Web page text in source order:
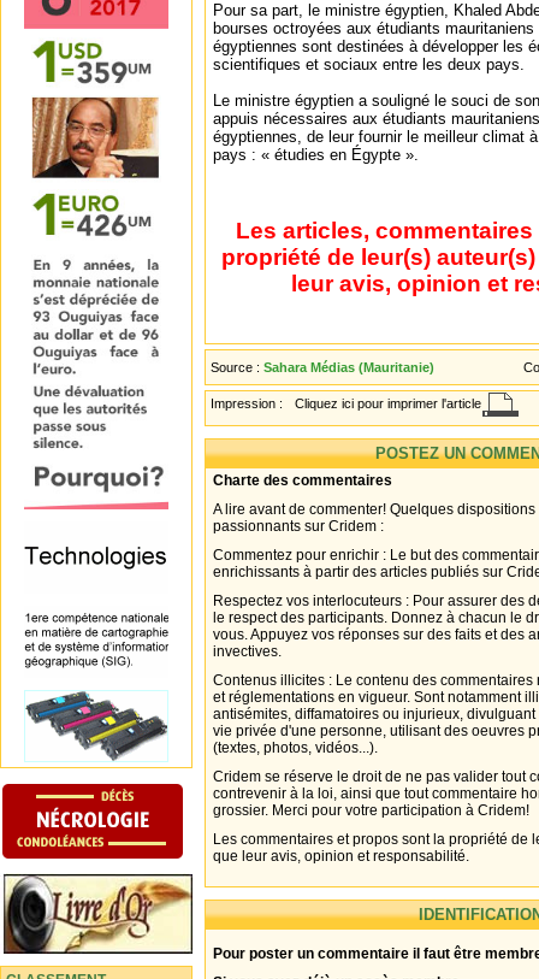
Pour sa part, le ministre égyptien, Khaled
bourses octroyées aux étudiants
égyptiennes sont destinées à développer les
scientifiques et sociaux entre les deux pays.
Le ministre égyptien a souligné le souci de
appuis nécessaires aux étudiants
égyptiennes, de leur fournir le meilleur climat
pays : « étudies en Égypte ».
Les articles,
propriété de leur(s)
leur avis, opinion et
Source : Sahara Médias (Mauritanie)
Impression : Cliquez ici pour imprimer l'article
POSTEZ UN
Charte des commentaires
A lire avant de commenter! Quelques
passionnants sur Cridem :
Commentez pour enrichir : Le but des
enrichissants à partir des articles publiés sur
Respectez vos interlocuteurs : Pour assurer des
le respect des participants. Donnez à chacun le
vous. Appuyez vos réponses sur des faits et des
invectives.
Contenus illicites : Le contenu des
et réglementations en vigueur. Sont notamment
antisémites, diffamatoires ou injurieux,
vie privée d'une personne, utilisant des oeuvres
(textes, photos, vidéos...).
Cridem se réserve le droit de ne pas valider tout
contrevenir à la loi, ainsi que tout commentaire
grossier. Merci pour votre participation à Cridem!
Les commentaires et propos sont la propriété de
que leur avis, opinion et responsabilité.
Pour poster un commentaire il faut être